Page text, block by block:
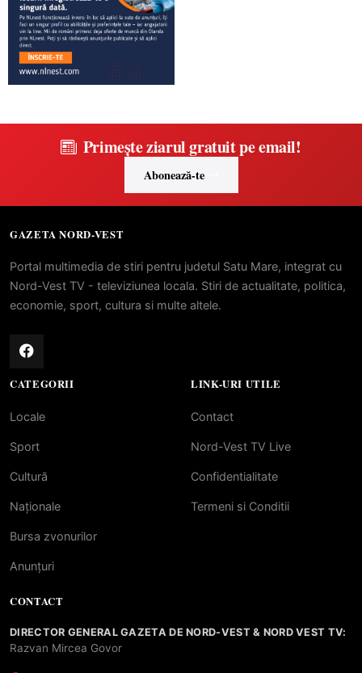
Primește ziarul gratuit pe email!
Abonează-te
GAZETA NORD-VEST
Portal multimedia de stiri pentru judetul Satu Mare, integrat cu
Nord-Vest TV - televiziunea locala. Stiri de actualitate, politica,
economie, sport, cultura si multe altele.
CATEGORII
Locale
Sport
Cultură
Naționale
Bursa zvonurilor
Anunțuri
LINK-URI UTILE
Contact
Nord-Vest TV Live
Confidentialitate
Termeni si Conditii
CONTACT
DIRECTOR GENERAL GAZETA DE NORD-VEST & NORD VEST TV:
Razvan Mircea Govor